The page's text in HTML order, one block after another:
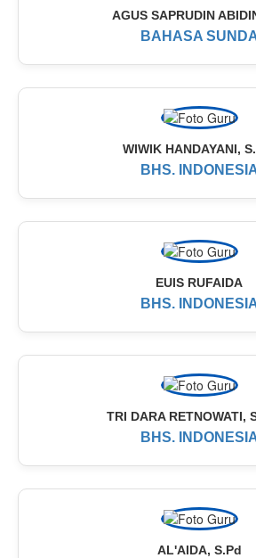
AGUS SAPRUDIN
BAHASA
WIWIK HANDAYANI,
BHS.
EUIS RUFAIDA
BHS.
TRI DARA RETNOWATI,
BHS.
AL'AIDA, S.Pd